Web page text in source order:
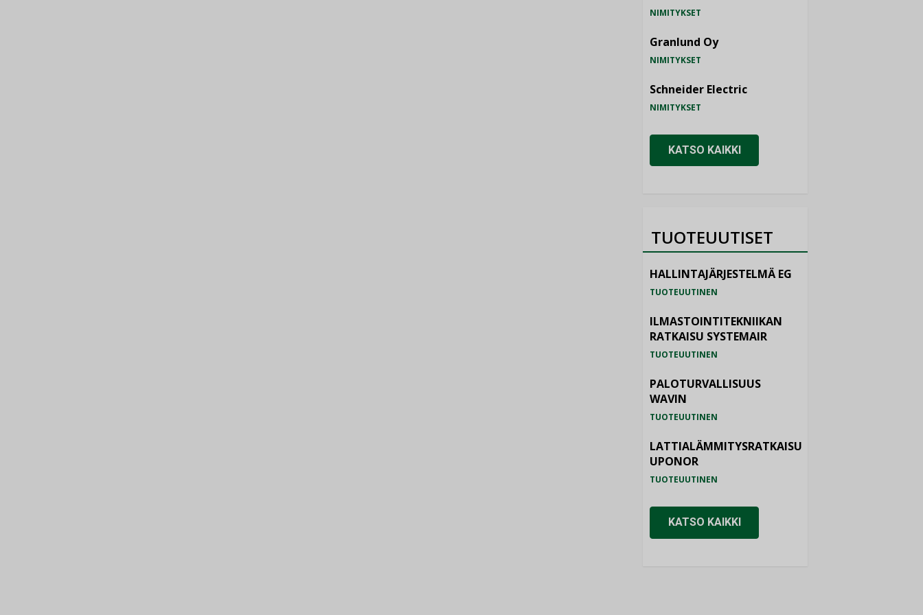
NIMITYKSET
Granlund Oy
NIMITYKSET
Schneider Electric
NIMITYKSET
KATSO KAIKKI
TUOTEUUTISET
HALLINTAJÄRJESTELMÄ EG
TUOTEUUTINEN
ILMASTOINTITEKNIIKAN
RATKAISU SYSTEMAIR
TUOTEUUTINEN
PALOTURVALLISUUS
WAVIN
TUOTEUUTINEN
LATTIALÄMMITYSRATKAISU
UPONOR
TUOTEUUTINEN
KATSO KAIKKI